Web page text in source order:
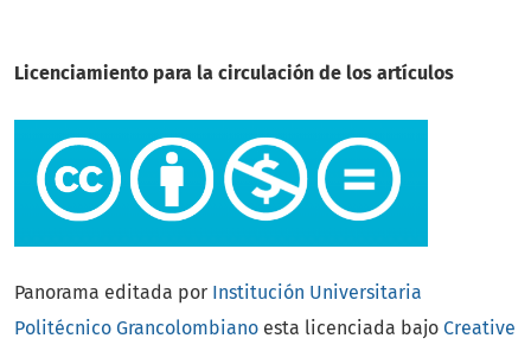
Licenciamiento para la circulación de los artículos
Panorama editada por Institución Universitaria
Politécnico Grancolombiano esta licenciada bajo Creative